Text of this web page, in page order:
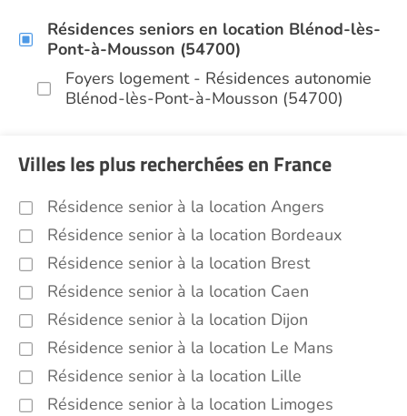
Résidences seniors en location Blénod-lès-
Pont-à-Mousson (54700)
Foyers logement - Résidences autonomie
Blénod-lès-Pont-à-Mousson (54700)
Villes les plus recherchées en France
Résidence senior à la location Angers
Résidence senior à la location Bordeaux
Résidence senior à la location Brest
Résidence senior à la location Caen
Résidence senior à la location Dijon
Résidence senior à la location Le Mans
Résidence senior à la location Lille
Résidence senior à la location Limoges